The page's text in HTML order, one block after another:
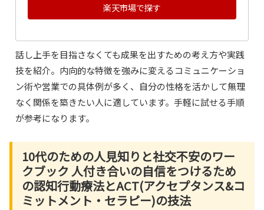
楽天市場で探す
話し上手を目指さなくても成果を出すための考え方や実践
技を紹介。内向的な特徴を強みに変えるコミュニケーショ
ン術や営業での具体例が多く、自分の性格を活かして無理
なく関係を築きたい人に適しています。手軽に試せる手順
が参考になります。
10代のための人見知りと社交不安のワー
クブック 人付き合いの自信をつけるため
の認知行動療法とACT(アクセプタンス&コ
ミットメント・セラピー)の技法